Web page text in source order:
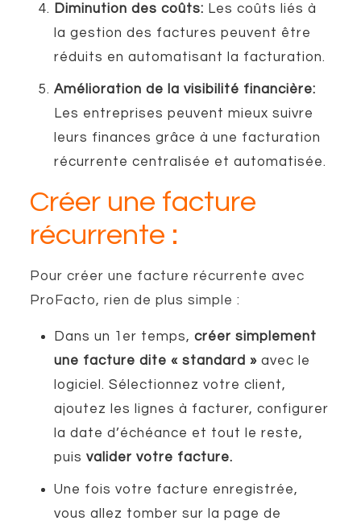
Diminution des coûts: Les coûts liés à
la gestion des factures peuvent être
réduits en automatisant la facturation.
Amélioration de la visibilité financière:
Les entreprises peuvent mieux suivre
leurs finances grâce à une facturation
récurrente centralisée et automatisée.
Créer une facture
récurrente :
Pour créer une facture récurrente avec
ProFacto, rien de plus simple :
Dans un 1er temps, créer simplement
une facture dite « standard »avec le
logiciel. Sélectionnez votre client,
ajoutez les lignes à facturer, configurer
la date d’échéance et tout le reste,
puis valider votre facture.
Une fois votre facture enregistrée,
vous allez tomber sur la page de